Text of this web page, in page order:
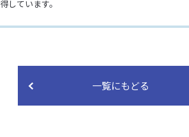
得しています。
一覧にもどる